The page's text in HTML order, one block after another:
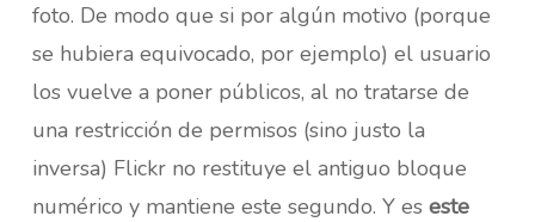
foto. De modo que si por algún motivo (porque
se hubiera equivocado, por ejemplo) el usuario
los vuelve a poner públicos, al no tratarse de
una restricción de permisos (sino justo la
inversa) Flickr no restituye el antiguo bloque
numérico y mantiene este segundo. Y es este